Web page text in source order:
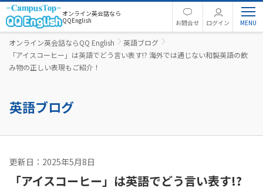
オンライン英会話なら
QQEnglish
お問合せ ログイン
オンライン英会話ならQQ English
英語ブログ
「アイスコーヒー」は英語でどう言い表す!? 海外では通じない和製英語の飲
み物の正しい表現もご紹介！
英語ブログ
更新日：2025年5月8日
「アイスコーヒー」は英語でどう言い表す!?